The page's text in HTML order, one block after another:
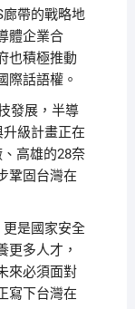
帶的戰略地
體企業合
也積極推動
際話語權。
發展，半導
級計畫正在
高雄的28奈
鞏固台灣在
是國家安全
更多人才，
來必須面對
寫下台灣在